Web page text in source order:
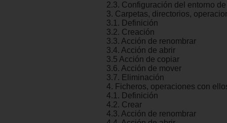
2.3. Configuración del entorno
3. Carpetas, directorios,
3.1. Definición
3.2. Creación
3.3. Acción de renombrar
3.4. Acción de abrir
3.5 Acción de copiar
3.6. Acción de mover
3.7. Eliminación
4. Ficheros, operaciones con
4.1. Definición
4.2. Crear
4.3. Acción de renombrar